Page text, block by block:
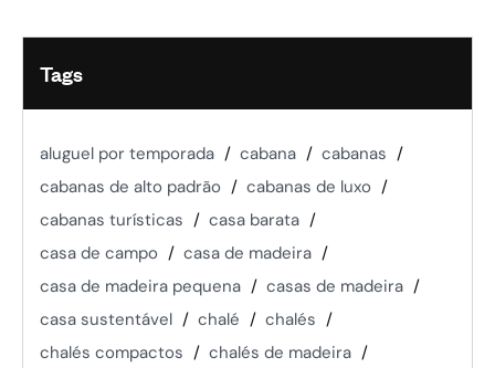
Tags
aluguel por temporada cabana
cabanas
cabanas de alto padrão
cabanas de luxo
cabanas turísticas
casa barata
casa de campo
casa de madeira
casa de madeira pequena
casas de madeira
casa sustentável
chalé
chalés
chalés compactos
chalés de madeira